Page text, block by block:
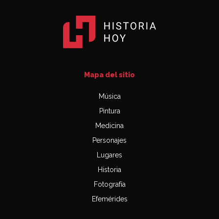
Mapa del sitio
Música
Pintura
Medicina
Personajes
Lugares
Historia
Fotografía
Efemérides